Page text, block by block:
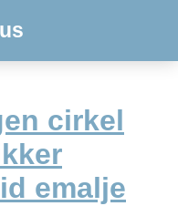
cirkel
emalje